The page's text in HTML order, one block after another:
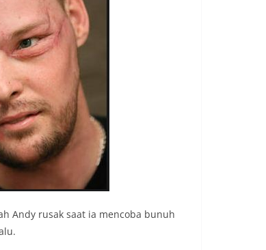
Andy rusak saat ia mencoba bunuh